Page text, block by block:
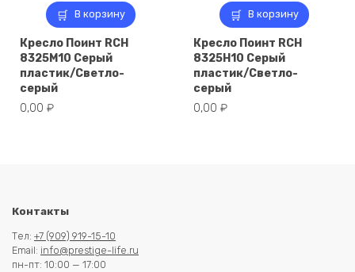
В корзину
Кресло Поинт RCH
8325M10 Серый
пластик/Светло-
серый
0,00 ₽
В корзину
Кресло Поинт RCH
8325H10 Серый
пластик/Светло-
серый
0,00 ₽
Контакты
Тел: +7 (909) 919-15-10
Email: info@prestige-life.ru
пн-пт: 10:00 — 17:00